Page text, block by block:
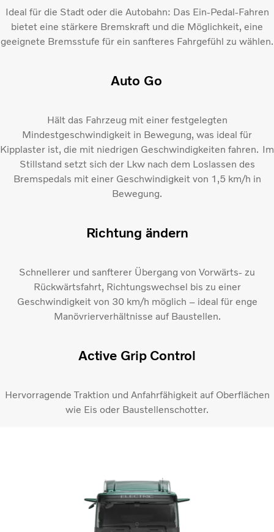
Ideal für die Stadt oder die Autobahn: Das Ein-Pedal-Fahren
bietet eine stärkere Bremskraft und die Möglichkeit, eine
geeignete Bremsstufe für ein sanfteres Fahrgefühl zu wählen.
Auto Go
Hält das Fahrzeug mit einer festgelegten
Mindestgeschwindigkeit in Bewegung, was ideal für
Kipplaster ist, die mit niedrigen Geschwindigkeiten fahren. Im
Stillstand setzt sich der Lkw nach dem Loslassen des
Bremspedals mit einer Geschwindigkeit von 1,5 km/h in
Bewegung.
Richtung ändern
Schnellerer und sanfterer Übergang von Vorwärts- zu
Rückwärtsfahrt, Richtungswechsel bis zu einer
Geschwindigkeit von 30 km/h möglich – ideal für enge
Manövrierverhältnisse auf Baustellen.
Active Grip Control​
Hervorragende Traktion und Anfahrfähigkeit auf Oberflächen
wie Eis oder Baustellenschotter.